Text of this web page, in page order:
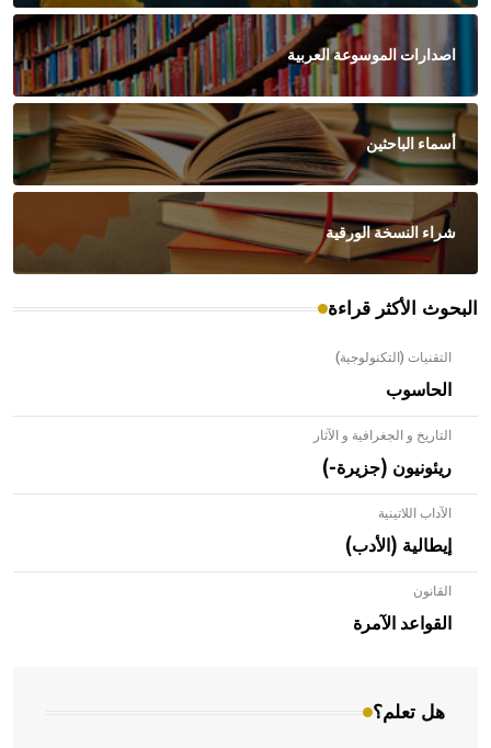
اصدارات الموسوعة العربية
أسماء الباحثين
شراء النسخة الورقية
البحوث الأكثر قراءة
التقنيات (التكنولوجية)
الحاسوب
التاريخ و الجغرافية و الآثار
ريئونيون (جزيرة-)
الآداب اللاتينية
إيطالية (الأدب)
القانون
القواعد الآمرة
هل تعلم؟
- هل تعلم أن الأبلق نوع من الفنون الهندسية التي ارتبطت
بالعمارة الإسلامية في بلاد الشام ومصر خاصة، حيث يحرص
المعمار على بناء مداميكه وخاصة في الواجهات